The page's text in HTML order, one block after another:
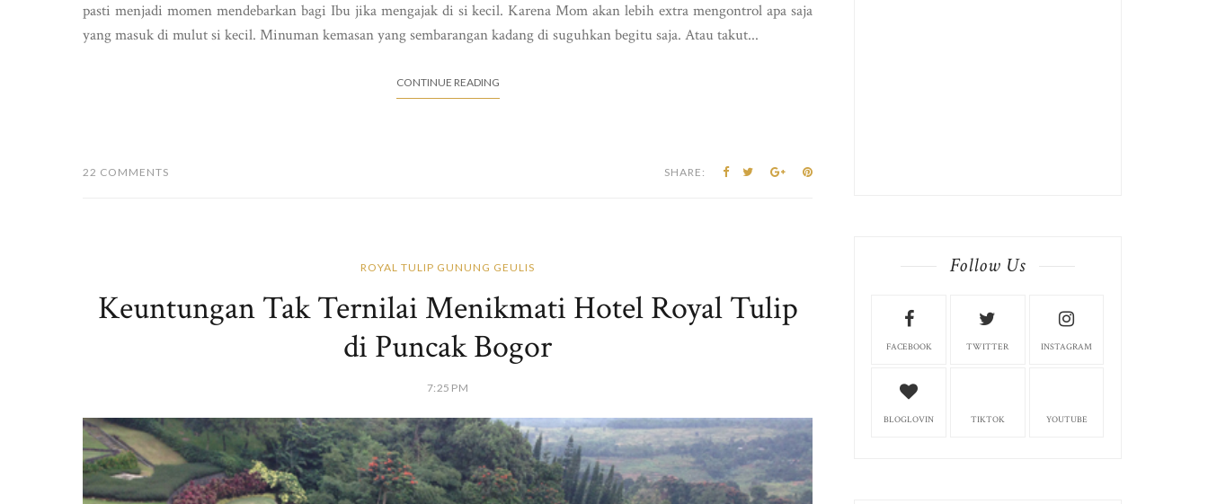
pasti menjadi momen mendebarkan bagi Ibu jika mengajak di si kecil. Karena Mom akan lebih extra mengontrol apa saja
yang masuk di mulut si kecil. Minuman kemasan yang sembarangan kadang di suguhkan begitu saja. Atau takut...
CONTINUE READING
22 COMMENTS SHARE:
ROYAL TULIP GUNUNG GEULIS
Keuntungan Tak Ternilai Menikmati Hotel Royal Tulip
di Puncak Bogor
7:25 PM
Follow Us
FACEBOOK TWITTER INSTAGRAM
BLOGLOVIN TIKTOK YOUTUBE